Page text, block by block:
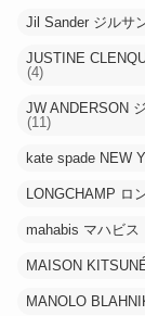
Jil Sander ジルサ
JUSTINE
(4)
JW ANDERSON
(11)
kate spade NEW
LONGCHAMP ロ
mahabis マハビス
MAISON
MANOLO